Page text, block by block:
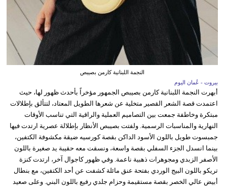
النجمة اللبنانية كارمن بصيبص
بيروت - عُمان اليوم
أبهرت النجمة اللبنانية كارمن بصيبص الجمهور مؤخراً بأحدث ظهور لها، حيث
اعتمدت قصة الشعر القصير متخلية عن شعرها الطويل المعتاد، لتتألق بإطلالات
مبتكرة وخاطفة جمعت بين التصاميم العملية والراقية التي تناسب الأوقات
النهارية والمناسبات الرسمية. ولفتت بصيبص الأنظار بإطلالة عصرية ارتدت فيها
جمبسوت طويل باللون الأسود الداكن بقصة كورسيه ضيقة مكشوفة الكتفين،
بينما انسدل الجزء السفلي بقصة واسعة، ونسقت معه حقيبة يد صغيرة باللون
الأصفر الزبدي ومجوهرات ذهبية ناعمة. وفي ظهور كاجوال آخر، ارتدت كنزة
تريكو باللون البيج الوردي بفتحة عنق مائلة كشفت عن أحد الكتفين، مع بنطال
أبيض عالي الخصر بقصة مستقيمة وحزام جلدي رفيع باللون البني. وعلى صعيد